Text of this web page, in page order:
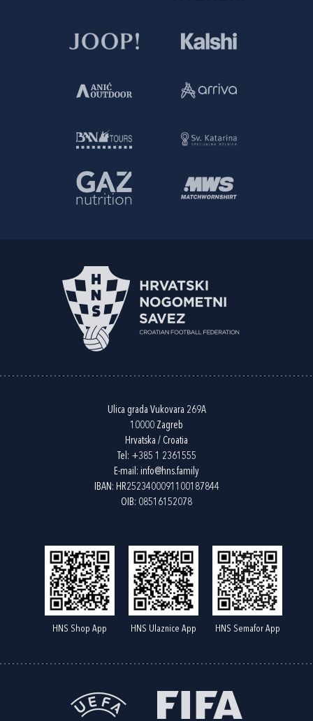
Ulica grada Vukovara 269A
10000 Zagreb
Hrvatska / Croatia
Tel: +385 1 2361555
E-mail: info@hns.family
IBAN: HR2523400091100187844
OIB: 08516152078
HNS Shop App HNS Ulaznice App HNS Semafor App